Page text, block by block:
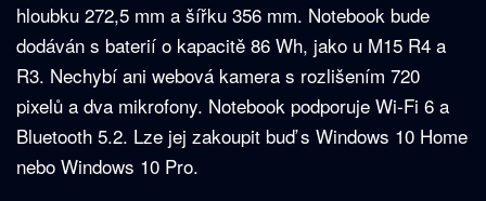
hloubku 272,5 mm a šířku 356 mm. Notebook bude
dodáván s baterií o kapacitě 86 Wh, jako u M15 R4 a
R3. Nechybí ani webová kamera s rozlišením 720
pixelů a dva mikrofony. Notebook podporuje Wi-Fi 6 a
Bluetooth 5.2. Lze jej zakoupit buď s Windows 10 Home
nebo Windows 10 Pro.